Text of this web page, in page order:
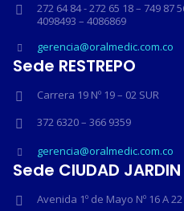
272 64 84 - 272 65 18 – 749 87
4098493 – 4086869
gerencia@oralmedic.com.co
Sede RESTREPO
Carrera 19 Nº 19 – 02 SUR
372 6320 – 366 9359
gerencia@oralmedic.com.co
Sede CIUDAD JARDIN
Avenida 1º de Mayo Nº 16 A 22